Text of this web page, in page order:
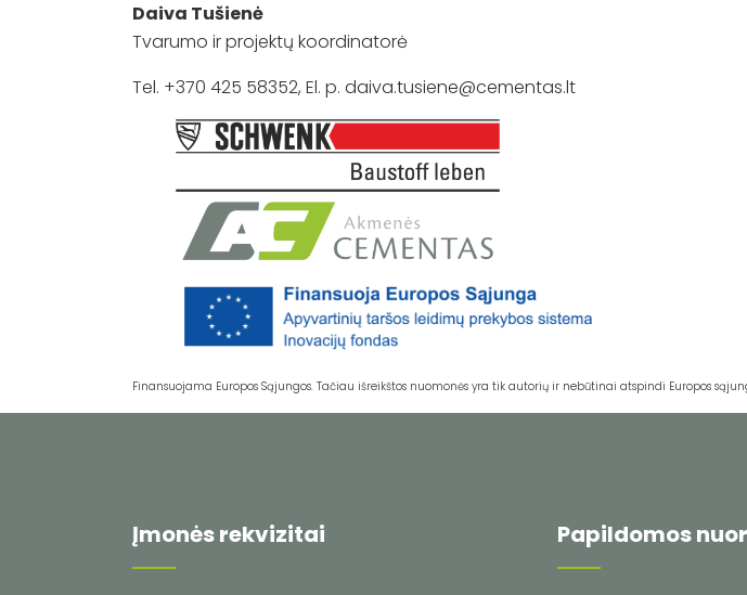
Daiva Tušienė
Tvarumo ir projektų koordinatorė
Tel. +370 425 58352, El. p. daiva.tusiene@cementas.lt
Finansuojama Europos Sąjungos. Tačiau išreikštos nuomonės yra tik autorių ir nebūtinai atspindi Europos
Įmonės rekvizitai Papildomos